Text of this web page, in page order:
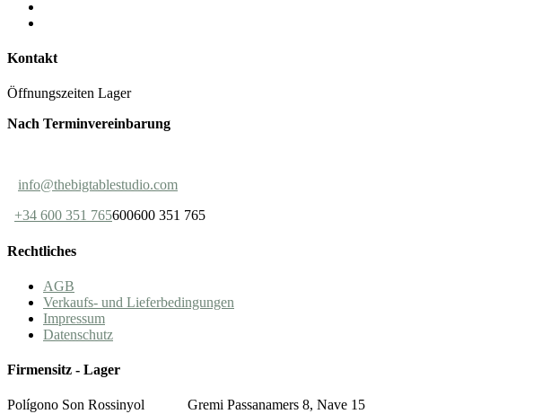
Kontakt
Öffnungszeiten Lager
Nach Terminvereinbarung
info@thebigtablestudio.com
+34 600 351 765600600 351 765
Rechtliches
AGB
Verkaufs- und Lieferbedingungen
Impressum
Datenschutz
Firmensitz - Lager
Polígono Son Rossinyol Gremi Passanamers 8, Nave 15